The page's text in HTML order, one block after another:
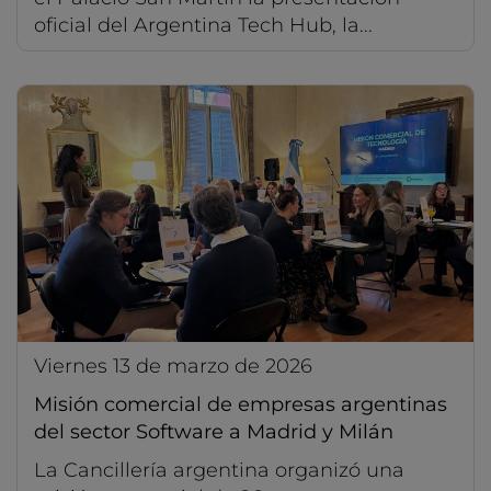
oficial del Argentina Tech Hub, la...
viernes 13 de marzo de 2026
Misión comercial de empresas argentinas
del sector Software a Madrid y Milán
La Cancillería argentina organizó una